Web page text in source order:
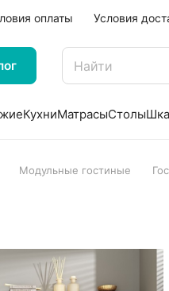
оплаты Условия
КухниМатрасыСтолы
Модульные гостиные